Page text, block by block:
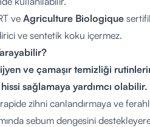
veAgriculture Biologique
ve sentetik koku içermez.
ve çamaşır temizliği
sağlamaya yardımcı olabilir.
zihni canlandırmaya ve
sebum dengesini